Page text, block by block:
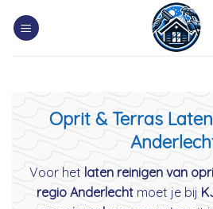
Oprit & Terras
Voor het laten reinigen van
regio Anderlechtmoet je bij